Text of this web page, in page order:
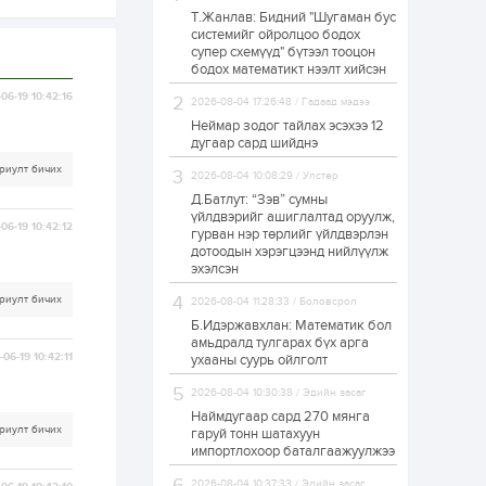
19 10:42:16
бичих
19 10:42:12
бичих
19 10:42:11
бичих
ЗГ: Автобензин,
дизель түлшний
онцгой албан
татварыг тэглэлээ
1 өдөр 2
З.Мэндсайхан:
Хүнсний нөөцийг
бэлтгэх агуулах,
зоорь бэлтгэх ААН-
үүдэд хөнгөлөлттэй
зээл олгоно
1 өдөр 1 0
Европ дахь
соёлын наадам
боллоо
1 өдөр 2
Өнгөрсөн сард
металл худалдан
авчээ
1 өдөр 0 0
Т.Жанлав: Бидний "Шугаман бус
системийг ойролцоо бодох
супер схемүүд" бүтээл тооцон
бодох математикт нээлт хийсэн
2026-08-04 17:26:48 / Гадаад мэдээ
Неймар зодог тайлах эсэхээ 12
дугаар сард шийднэ
2026-08-04 10:08:29 / Улстөр
Д.Батлут: “Зэв” сумны
үйлдвэрийг ашиглалтад оруулж,
гурван нэр төрлийг үйлдвэрлэн
дотоодын хэрэгцээнд нийлүүлж
эхэлсэн
2026-08-04 11:28:33 / Боловсрол
Б.Идэржавхлан: Математик бол
амьдралд тулгарах бүх арга
ухааны суурь ойлголт
2026-08-04 10:30:38 / Эдийн засаг
Наймдугаар сард 270 мянга
гаруй тонн шатахуун
импортлохоор баталгаажуулжээ